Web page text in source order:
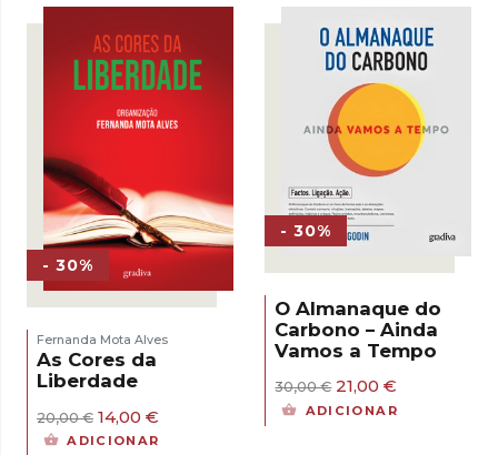
- 30%
Fernanda Mota Alves
As Cores da
Liberdade
20,00€ O
preço
14,00 €
ADICIONAR
- 30%
O Almanaque do
Carbono – Ainda
Vamos a Tempo
30,00€ O
preço
21,00€
preço
ADICIONAR